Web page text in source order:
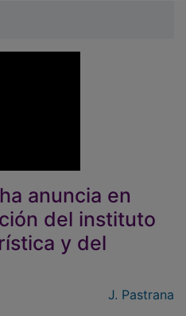
anuncia en
del instituto
y del